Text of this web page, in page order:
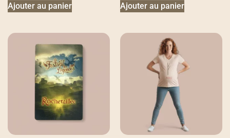
Ajouter au panier Ajouter au panier